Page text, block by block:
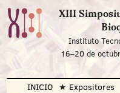
XIII
Instituto
16–20 de
INICIO Expositores